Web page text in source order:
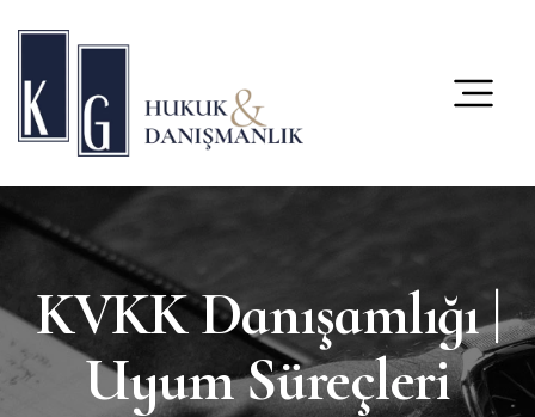
KVKK Danışamlığı |
Uyum Süreçleri